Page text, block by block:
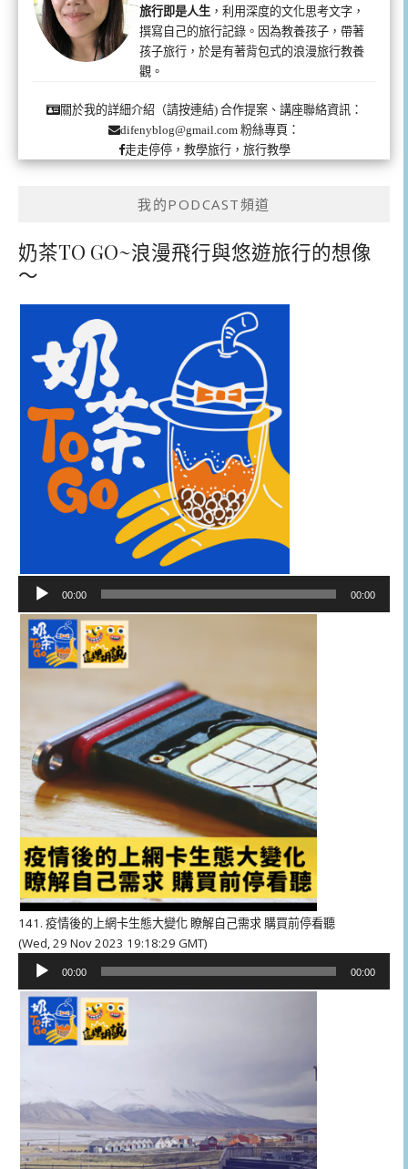
旅行即是人生 ，利用深度的文化思考文字，
撰寫自己的旅行記錄。因為教養孩子，帶著
孩子旅行，於是有著背包式的浪漫旅行教養
觀。
關於我的詳細介紹（請按連結)合作提案、講座聯絡資訊：
difenyblog@gmail.com 粉絲專頁：
走走停停，教學旅行，旅行教學
我的PODCAST頻道
奶茶TO GO~浪漫飛行與悠遊旅行的想像
～
播
器
00:00 00:00
141. 疫情後的上網卡生態大變化 瞭解自己需求 購買前停看聽
(Wed, 29 Nov 2023 19:18:29 GMT)
播
器
00:00 00:00